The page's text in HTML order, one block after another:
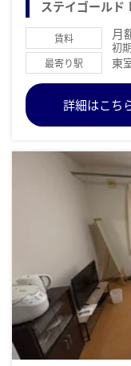
ステイゴール
賃料 月
初
最寄り駅 東
詳細はこち